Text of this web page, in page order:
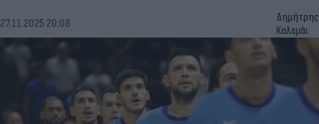
27.11.2025 20:08
Δημήτρης
Καλεμάι